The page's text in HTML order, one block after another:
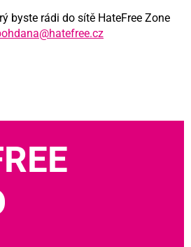
byste rádi do sítě HateFree Zone